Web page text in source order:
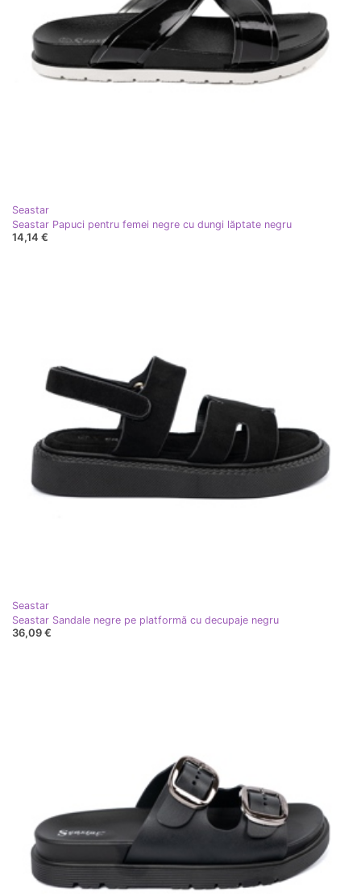
Seastar
Seastar Papuci pentru femei negre cu dungi lăptate negru
14,14 €
Seastar
Seastar Sandale negre pe platformă cu decupaje negru
36,09 €